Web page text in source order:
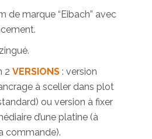
de marque “Eibach” avec
2 VERSIONS : version
à sceller dans plot
ou version à fixer
d’une platine (à
commande).